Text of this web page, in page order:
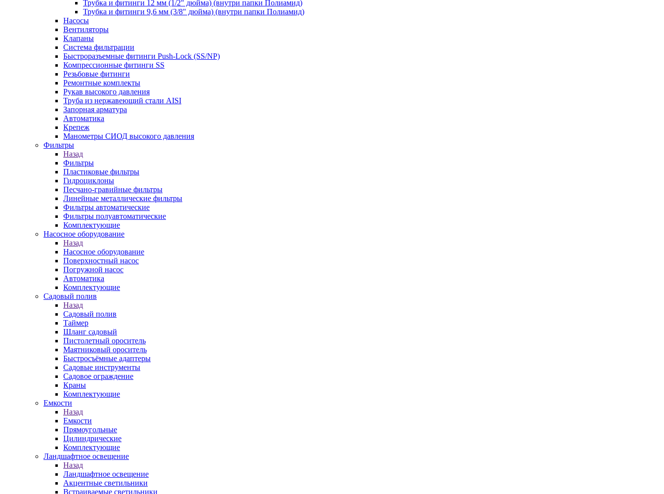
Трубка и фитинги 12 мм (1/2" дюйма) (внутри папки Полиамид)
Трубка и фитинги 9,6 мм (3/8" дюйма) (внутри папки Полиамид)
Насосы
Вентиляторы
Клапаны
Система фильтрации
Быстроразъемные фитинги Push-Lock (SS/NP)
Компрессионные фитинги SS
Резьбовые фитинги
Ремонтные комплекты
Рукав высокого давления
Труба из нержавеющий стали AISI
Запорная арматура
Автоматика
Крепеж
Манометры СИОД высокого давления
Фильтры
Назад
Фильтры
Пластиковые фильтры
Гидроциклоны
Песчано-гравийные фильтры
Линейные металлические фильтры
Фильтры автоматические
Фильтры полуавтоматические
Комплектующие
Насосное оборудование
Назад
Насосное оборудование
Поверхностный насос
Погружной насос
Автоматика
Комплектующие
Садовый полив
Назад
Садовый полив
Таймер
Шланг садовый
Пистолетный ороситель
Маятниковый ороситель
Быстросъёмные адаптеры
Садовые инструменты
Садовое ограждение
Краны
Комплектующие
Емкости
Назад
Емкости
Прямоугольные
Цилиндрические
Комплектующие
Ландшафтное освещение
Назад
Ландшафтное освещение
Акцентные светильники
Встраиваемые светильники